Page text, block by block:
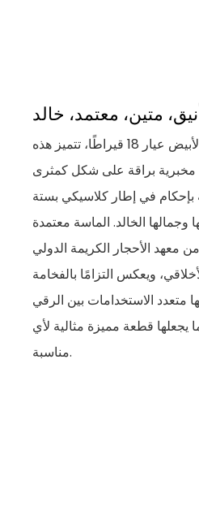
متين، معتمد، خالد
مصنوعة من الذهب الأبيض عيار 18 قيراطًا، تتميز هذه
مخبرية براقة على شكل كمثرى
بإحكام في إطار كلاسيكي بستة
الخالد. الماسة معتمدة
من معهد الأحجار الكريمة الدولي (IGI)، مما يضمن جودتها
ويعكس التزامًا بالفخامة
متعدد الاستخدامات بين الرقي
يجعلها قطعة مميزة مثالية لأي
مناسبة.